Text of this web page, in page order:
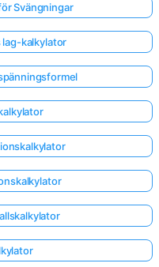
Svängningar
kalkylator